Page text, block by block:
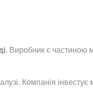
. Виробник є частиною
Компанія інвестує